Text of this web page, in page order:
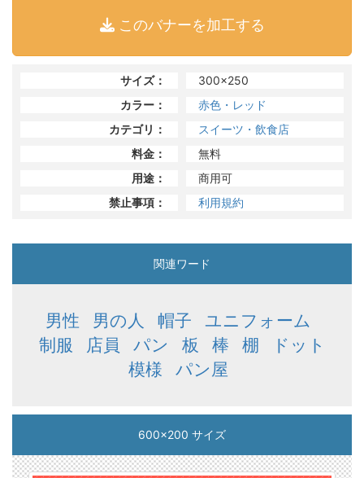
このバナーを加工する
サイズ：
300x250
カラー：
赤色・レッド
カテゴリ：
スイーツ・飲食店
料金：
無料
用途：
商用可
禁止事項：
利用規約
関連ワード
男性 男の人 帽子
ユニフォーム
制服
店員 パン 板 棒 棚
ドット
模様
パン屋
600x200 サイズ